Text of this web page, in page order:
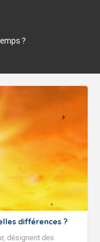
?
différences ?
désignent des